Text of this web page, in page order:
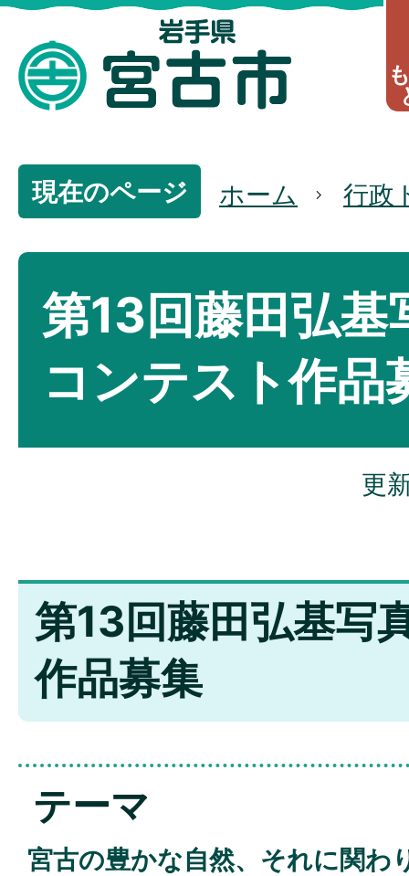
現在のページ ホーム 行政
第13回藤田弘基
コンテスト作品
更
第13回藤田弘基写
作品募集
テーマ
宮古の豊かな自然、それに関わ